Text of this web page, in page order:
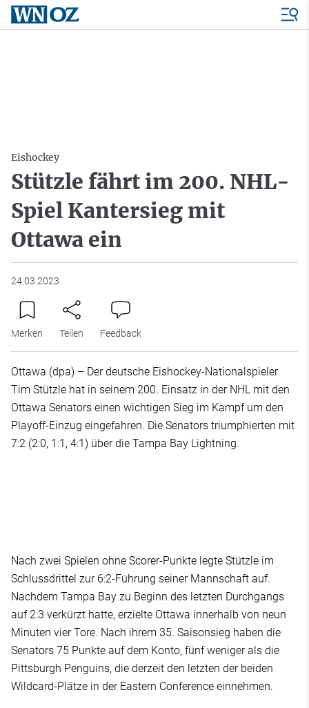
Eishockey
Stützle fährt im 200. NHL-
Spiel Kantersieg mit
Ottawa ein
24.03.2023
Merken Teilen Feedback
Ottawa (dpa) – Der deutsche Eishockey-Nationalspieler
Tim Stützle hat in seinem 200. Einsatz in der NHL mit den
Ottawa Senators einen wichtigen Sieg im Kampf um den
Playoff-Einzug eingefahren. Die Senators triumphierten mit
7:2 (2:0, 1:1, 4:1) über die Tampa Bay Lightning.
Nach zwei Spielen ohne Scorer-Punkte legte Stützle im
Schlussdrittel zur 6:2-Führung seiner Mannschaft auf.
Nachdem Tampa Bay zu Beginn des letzten Durchgangs
auf 2:3 verkürzt hatte, erzielte Ottawa innerhalb von neun
Minuten vier Tore. Nach ihrem 35. Saisonsieg haben die
Senators 75 Punkte auf dem Konto, fünf weniger als die
Pittsburgh Penguins, die derzeit den letzten der beiden
Wildcard-Plätze in der Eastern Conference einnehmen.